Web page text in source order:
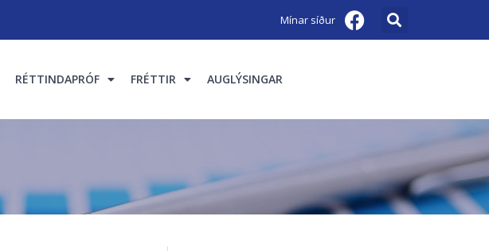
Mínar síður
RÉTTINDAPRÓF FRÉTTIR AUGLÝSINGAR